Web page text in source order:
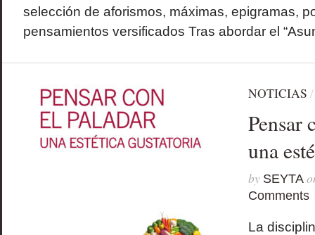
selección de aforismos, máximas, epigramas,
pensamientos versificados Tras abordar el
NOTICIAS
Pensar
una
by SEYTA
Comments
La